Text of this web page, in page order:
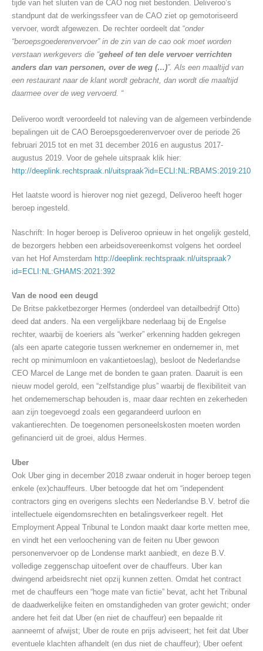
tijde van het sluiten van de CAO nog niet bestonden. Deliveroo’s
standpunt dat de werkingssfeer van de CAO ziet op gemotoriseerd
vervoer, wordt afgewezen. De rechter oordeelt dat “onder
“beroepsgoederenvervoer” in de zin van de cao ook moet worden
verstaan werkgevers die “geheel of ten dele vervoer verrichten
anders dan van personen, over de weg (…)”. Als een maaltijd van
een restaurant naar de klant wordt gebracht, dan wordt die maaltijd
daarmee over de weg vervoerd. “
Deliveroo wordt veroordeeld tot naleving van de algemeen verbindende
bepalingen uit de CAO Beroepsgoederenvervoer over de periode 26
februari 2015 tot en met 31 december 2016 en augustus 2017-
augustus 2019. Voor de gehele uitspraak klik hier:
http://deeplink.rechtspraak.nl/uitspraak?id=ECLI:NL:RBAMS:2019:210
Het laatste woord is hierover nog niet gezegd, Deliveroo heeft hoger
beroep ingesteld.
Naschrift: In hoger beroep is Deliveroo opnieuw in het ongelijk gesteld,
de bezorgers hebben een arbeidsovereenkomst volgens het oordeel
van het Hof Amsterdam http://deeplink.rechtspraak.nl/uitspraak?
id=ECLI:NL:GHAMS:2021:392
Van de nood een deugd
De Britse pakketbezorger Hermes (onderdeel van detailbedrijf Otto)
deed dat anders. Na een vergelijkbare nederlaag bij de Engelse
rechter, waarbij de koeriers als “werker” erkenning hadden gekregen
(als een aparte categorie tussen werknemer en ondernemer in, met
recht op minimumloon en vakantietoeslag), besloot de Nederlandse
CEO Marcel de Lange met de bonden te gaan praten. Daaruit is een
nieuw model gerold, een “zelfstandige plus” waarbij de flexibiliteit van
het ondernemerschap behouden is, maar daar rechten en zekerheden
aan zijn toegevoegd zoals een gegarandeerd uurloon en
vakantierechten. De toegenomen personeelskosten moeten worden
gefinancierd uit de groei, aldus Hermes.
Uber
Ook Uber ging in december 2018 zwaar onderuit in hoger beroep tegen
enkele (ex)chauffeurs. Uber betoogde dat het om “independent
contractors ging en overigens slechts een Nederlandse B.V. betrof die
intellectuele eigendomsrechten en betalingsverkeer regelt. Het
Employment Appeal Tribunal te London maakt daar korte metten mee,
en vindt het een verloochening van de feiten nu Uber gewoon
personenvervoer op de Londense markt aanbiedt, en deze B.V.
volledige zeggenschap uitoefent over de chauffeurs. Uber kan
dwingend arbeidsrecht niet opzij kunnen zetten. Omdat het contract
met de chauffeurs een “hoge mate van fictie” bevat, acht het Tribunal
de daadwerkelijke feiten en omstandigheden van groter gewicht; onder
andere het feit dat Uber (en niet de chauffeur) een bepaalde rit
aanneemt of afwijst; Uber de route en prijs adviseert; het feit dat Uber
eventuele klachten afhandelt (en dus niet de chauffeur); Uber oefent